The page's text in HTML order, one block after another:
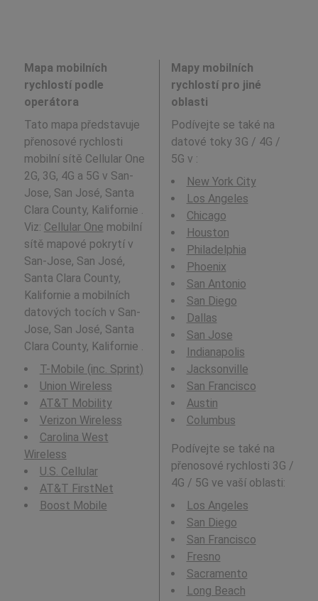
Mapa mobilních
rychlostí podle
operátora
Tato mapa představuje
přenosové rychlosti
mobilní sítě Cellular One
2G, 3G, 4G a 5G v San-
Jose, San José, Santa
Clara County, Kalifornie .
Viz: Cellular One mobilní
sítě mapové pokrytí v
San-Jose, San José,
Santa Clara County,
Kalifornie a mobilních
datových tocích v San-
Jose, San José, Santa
Clara County, Kalifornie .
T-Mobile (inc. Sprint)
Union Wireless
AT&T Mobility
Verizon Wireless
Carolina West
Wireless
U.S. Cellular
AT&T FirstNet
Boost Mobile
Mapy mobilních
rychlostí pro jiné
oblasti
Podívejte se také na
datové toky 3G / 4G /
5G v :
New York City
Los Angeles
Chicago
Houston
Philadelphia
Phoenix
San Antonio
San Diego
Dallas
San Jose
Indianapolis
Jacksonville
San Francisco
Austin
Columbus
Podívejte se také na
přenosové rychlosti 3G /
4G / 5G ve vaší oblasti:
Los Angeles
San Diego
San Francisco
Fresno
Sacramento
Long Beach